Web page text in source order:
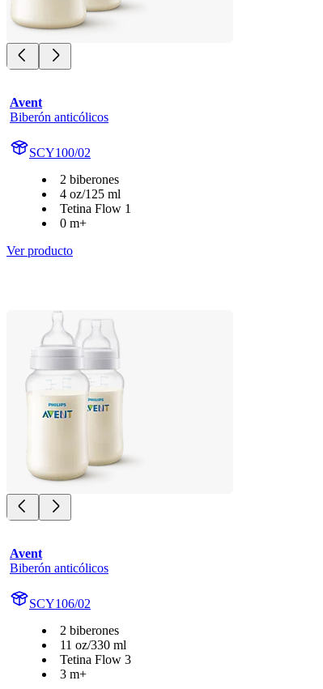
Avent
Biberón anticólicos
SCY100/02
2 biberones
4 oz/125 ml
Tetina Flow 1
0 m+
Ver producto
Avent
Biberón anticólicos
SCY106/02
2 biberones
11 oz/330 ml
Tetina Flow 3
3 m+